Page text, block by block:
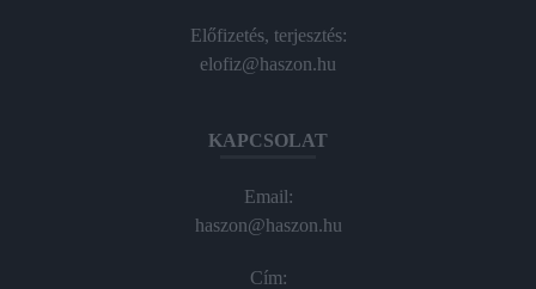
Előfizetés, terjesztés:
elofiz@haszon.hu
KAPCSOLAT
Email:
haszon@haszon.hu
Cím: